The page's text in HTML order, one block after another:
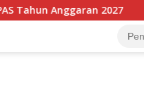
2027 Komisi 3